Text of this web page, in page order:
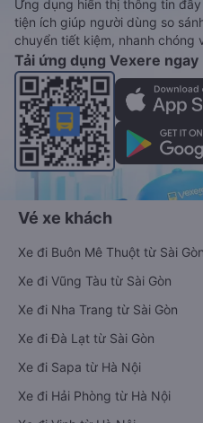
xe chất lượng cao, 5000+
bay và hãng tàu cùng dịch vụ
khắp các tỉnh thành tại Việt Nam.
Ứng dụng hiển thị thông tin
tiện ích giúp người dùng so
chuyển tiết kiệm, nhanh chóng
Tải ứng dụng Vexere ngay
Vé xe khách
Xe đi Buôn Mê Thuột từ Sài Gòn
Xe đi Vũng Tàu từ Sài Gòn
Xe đi Nha Trang từ Sài Gòn
Xe đi Đà Lạt từ Sài Gòn